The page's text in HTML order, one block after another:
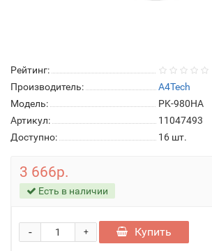
Рейтинг:
Производитель:
A4Tech
Модель:
PK-980HA
Артикул:
11047493
Доступно:
16 шт.
3 666р.
Есть в наличии
+
- Купить